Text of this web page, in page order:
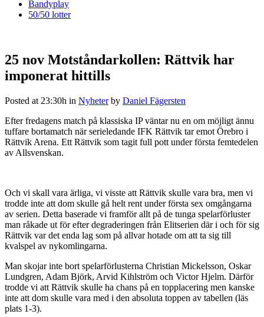
Bandyplay
50/50 lotter
25 nov Motståndarkollen: Rättvik har
imponerat hittills
Posted at 23:30h in Nyheter by Daniel Fägersten
Efter fredagens match på klassiska IP väntar nu en om möjligt ännu
tuffare bortamatch när serieledande IFK Rättvik tar emot Örebro i
Rättvik Arena. Ett Rättvik som tagit full pott under första femtedelen
av Allsvenskan.
Och vi skall vara ärliga, vi visste att Rättvik skulle vara bra, men vi
trodde inte att dom skulle gå helt rent under första sex omgångarna
av serien. Detta baserade vi framför allt på de tunga spelarförluster
man råkade ut för efter degraderingen från Elitserien där i och för sig
Rättvik var det enda lag som på allvar hotade om att ta sig till
kvalspel av nykomlingarna.
Man skojar inte bort spelarförlusterna Christian Mickelsson, Oskar
Lundgren, Adam Björk, Arvid Kihlström och Victor Hjelm. Därför
trodde vi att Rättvik skulle ha chans på en topplacering men kanske
inte att dom skulle vara med i den absoluta toppen av tabellen (läs
plats 1-3).